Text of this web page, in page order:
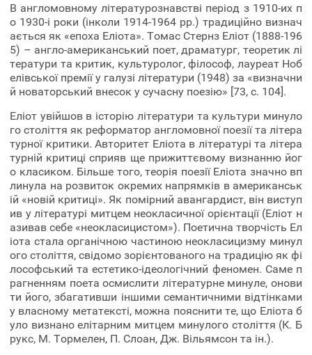
В англомовному літературознавстві період з 1910-их п
о 1930-і роки (інколи 1914-1964 рр.) традиційно визнач
ається як «епоха Еліота». Томас Стернз Еліот (1888-196
5) – англо-американський поет, драматург, теоретик лі
тератури та критик, культуролог, філософ, лауреат Ноб
елівської премії у галузі літератури (1948) за «визначни
й новаторський внесок у сучасну поезію» [73, c. 104].
Еліот увійшов в історію літератури та культури минуло
го століття як реформатор англомовної поезії та літера
турної критики. Авторитет Еліота в літературі та літера
турній критиці сприяв ще прижиттєвому визнанню йог
о класиком. Більше того, теорія поезії Еліота значно вп
линула на розвиток окремих напрямків в американськ
ій «новій критиці». Як помірний авангардист, він виступ
ив у літературі митцем неокласичної орієнтації (Еліот н
азивав себе «неокласицистом»). Поетична творчість Ел
іота стала органічною частиною неокласицизму минул
ого століття, свідомо зорієнтованого на традицію як фі
лософський та естетико-ідеологічний феномен. Саме п
рагненням поета осмислити літературне минуле, онови
ти його, збагативши іншими семантичними відтінками
у власному метатексті, можна пояснити те, що Еліота б
уло визнано елітарним митцем минулого століття (К. Б
рукс, М. Тормелен, П. Слоан, Дж. Вільямсон та ін.).